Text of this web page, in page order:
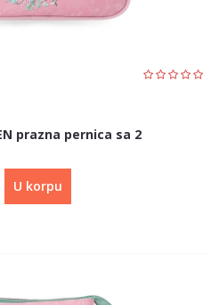
prazna pernica sa 2
U korpu